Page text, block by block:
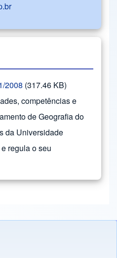
2008 (317.46 KB)
competências e
de Geografia do
da Universidade
regula o seu